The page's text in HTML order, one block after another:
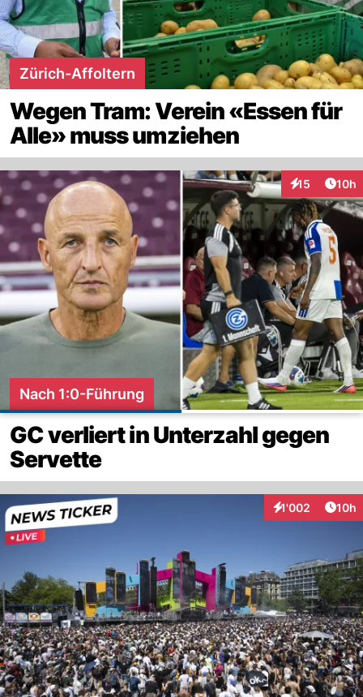
Zürich-Affoltern
Wegen Tram: Verein «Essen für
Alle» muss umziehen
15
Interaktionen
10h
Nach 1:0-Führung
GC verliert in Unterzahl gegen
Servette
1'002
Interaktionen10h